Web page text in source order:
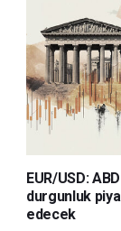
EUR/USD:
durgunluk
edecek